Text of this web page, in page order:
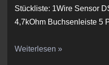
Stückliste: 1Wire Sensor
4,7kOhm Buchsenleiste 5
Raspberry
Weiterlesen »